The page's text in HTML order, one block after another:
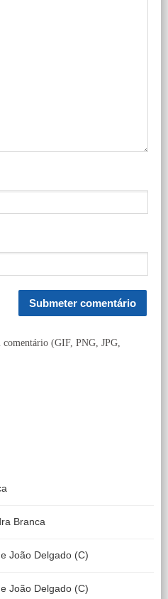
comentário (GIF, PNG, JPG,
Branca
João Delgado (C)
João Delgado (C)